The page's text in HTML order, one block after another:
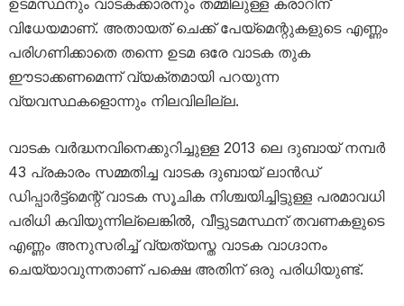
ഉടമസ്ഥനും വാടകക്കാരനും തമ്മിലുള്ള കരാറിന്
വിധേയമാണ്. അതായത് ചെക്ക് പേയ്‌മെന്റുകളുടെ എണ്ണം
പരിഗണിക്കാതെ തന്നെ ഉടമ ഒരേ വാടക തുക
ഈടാക്കണമെന്ന് വ്യക്തമായി പറയുന്ന
വ്യവസ്ഥകളൊന്നും നിലവിലില്ല.
വാടക വർദ്ധനവിനെക്കുറിച്ചുള്ള 2013 ലെ ദുബായ് നമ്പർ
43 പ്രകാരം സമ്മതിച്ച വാടക ദുബായ് ലാൻഡ്
ഡിപ്പാർട്ട്‌മെന്റ് വാടക സൂചിക നിശ്ചയിച്ചിട്ടുള്ള പരമാവധി
പരിധി കവിയുന്നില്ലെങ്കിൽ, വീട്ടുടമസ്ഥന് തവണകളുടെ
എണ്ണം അനുസരിച്ച് വ്യത്യസ്ത വാടക വാഗ്ദാനം
ചെയ്യാവുന്നതാണ് പക്ഷെ അതിന് ഒരു പരിധിയുണ്ട്.